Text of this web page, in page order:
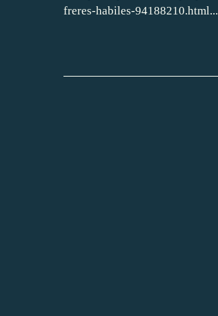
freres-habiles-94188210.html...